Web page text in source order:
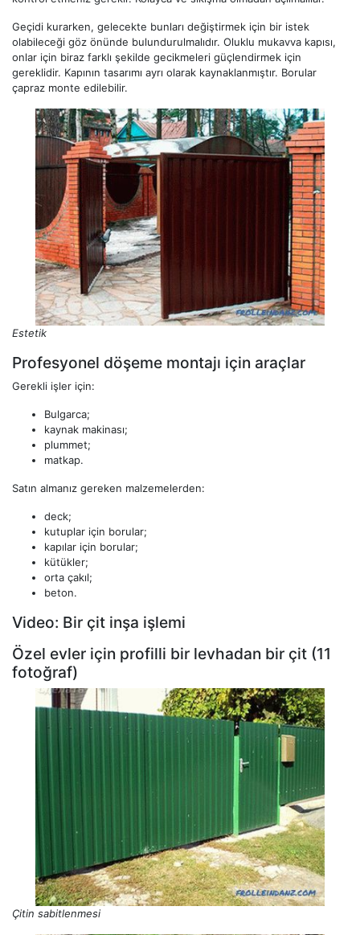
Geçidi kurarken, gelecekte bunları değiştirmek için bir istek
olabileceği göz önünde bulundurulmalıdır. Oluklu mukavva kapısı,
onlar için biraz farklı şekilde gecikmeleri güçlendirmek için
gereklidir. Kapının tasarımı ayrı olarak kaynaklanmıştır. Borular
çapraz monte edilebilir.
Estetik
Profesyonel döşeme montajı için araçlar
Gerekli işler için:
Bulgarca;
kaynak makinası;
plummet;
matkap.
Satın almanız gereken malzemelerden:
deck;
kutuplar için borular;
kapılar için borular;
kütükler;
orta çakıl;
beton.
Video: Bir çit inşa işlemi
Özel evler için profilli bir levhadan bir çit (11
fotoğraf)
Çitin sabitlenmesi